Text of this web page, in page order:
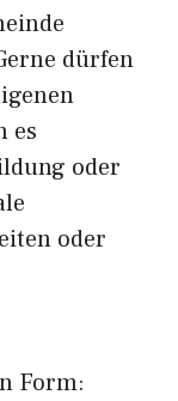
dürfen
es
oder
oder
Form: